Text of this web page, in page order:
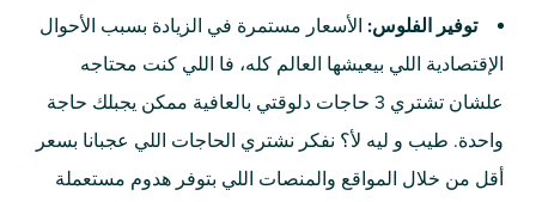
توفير الفلوس: الأسعار مستمرة في الزيادة بسبب الأحوال
الإقتصادية اللي بيعيشها العالم كله، فا اللي كنت محتاجه
علشان تشتري 3 حاجات دلوقتي بالعافية ممكن يجبلك حاجة
واحدة. طيب و ليه لأ؟ نفكر نشتري الحاجات اللي عجبانا بسعر
أقل من خلال المواقع والمنصات اللي بتوفر هدوم مستعملة